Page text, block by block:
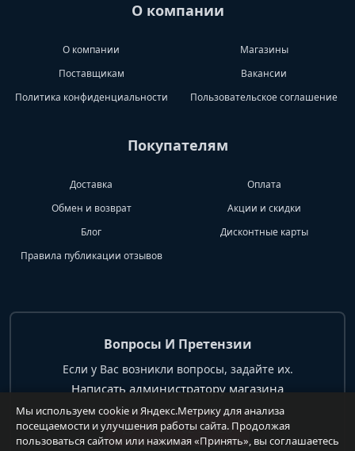
О компании
О компании
Магазины
Поставщикам
Вакансии
Политика конфиденциальности
Пользовательское соглашение
Покупателям
Доставка
Оплата
Обмен и возврат
Акции и скидки
Блог
Дисконтные карты
Правила публикации отзывов
Вопросы И Претензии
Если у Вас возникли вопросы, задайте их.
Написать администратору магазина
+7 904 62 99 428
Мы используем cookie и Яндекс.Метрику для анализа
посещаемости и улучшения работы сайта. Продолжая
пользоваться сайтом или нажимая «Принять», вы соглашаетесь